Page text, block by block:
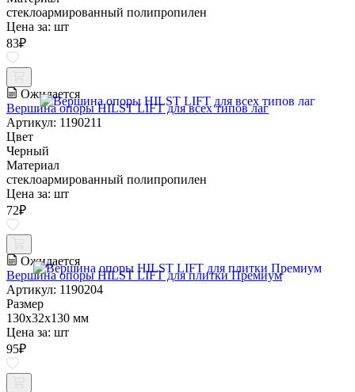
стеклоармированный полипропилен
Цена за: шт
83₽
Ожидается
Вершина опоры HILST LIFT для всех типов лаг
Артикул: 1190211
Цвет
Черный
Материал
стеклоармированный полипропилен
Цена за: шт
72₽
Ожидается
Вершина опоры HILST LIFT для плитки Премиум
Артикул: 1190204
Размер
130х32х130 мм
Цена за: шт
95₽